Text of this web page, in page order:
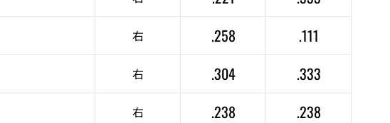
右 .258 .111
右 .304 .333
右 .238 .238